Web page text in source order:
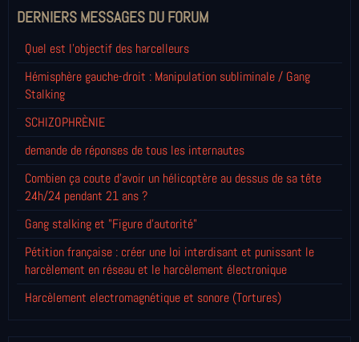
DERNIERS MESSAGES DU FORUM
Quel est l'objectif des harcelleurs
Hémisphère gauche-droit : Manipulation subliminale / Gang
Stalking
SCHIZOPHRÈNIE
demande de réponses de tous les internautes
Combien ça coute d'avoir un hélicoptère au dessus de sa tête
24h/24 pendant 21 ans ?
Gang stalking et "Figure d'autorité"
Pétition française : créer une loi interdisant et punissant le
harcèlement en réseau et le harcèlement électronique
Harcèlement electromagnétique et sonore (Tortures)